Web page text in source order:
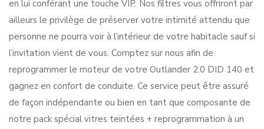
en lui conférant une touche VIP. Nos filtres vous offriront par
ailleurs le privilège de préserver votre intimité attendu que
personne ne pourra voir à l’intérieur de votre habitacle sauf si
l’invitation vient de vous. Comptez sur nous afin de
reprogrammer le moteur de votre Outlander 2.0 DID 140 et
gagnez en confort de conduite. Ce service peut être assuré
de façon indépendante ou bien en tant que composante de
notre pack spécial vitres teintées + reprogrammation à un